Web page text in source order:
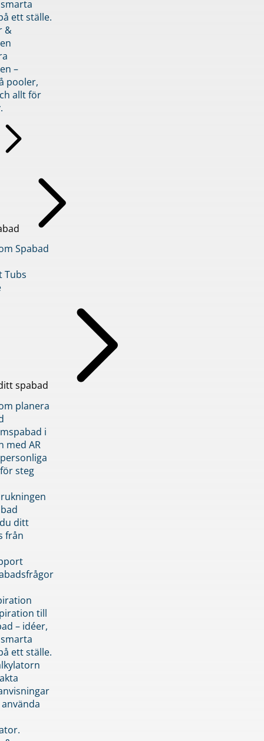
ett ställe.
&
–
pooler,
allt för
Spabad
Tubs
spabad
planera
i
med AR
steg
ditt
från
till
– idéer,
ett ställe.